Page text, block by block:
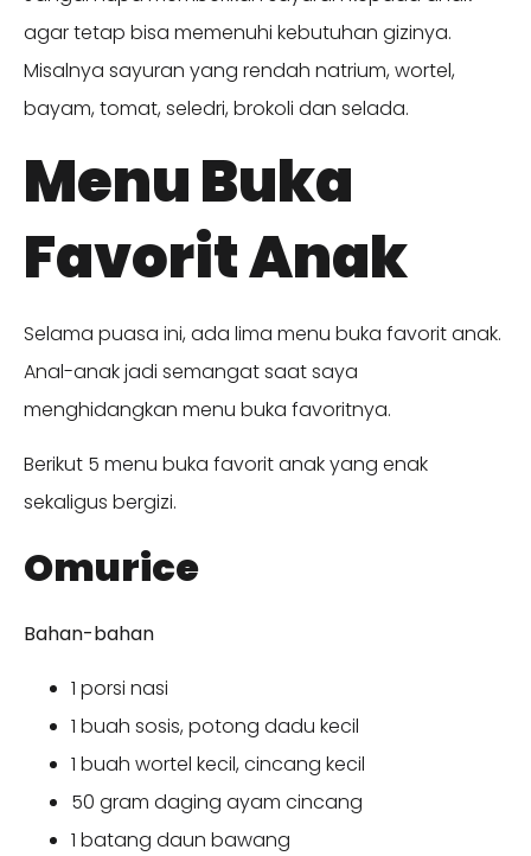
agar tetap bisa memenuhi kebutuhan gizinya.
Misalnya sayuran yang rendah natrium, wortel,
bayam, tomat, seledri, brokoli dan selada.
Menu Buka
Favorit Anak
Selama puasa ini, ada lima menu buka favorit anak.
Anal-anak jadi semangat saat saya
menghidangkan menu buka favoritnya.
Berikut 5 menu buka favorit anak yang enak
sekaligus bergizi.
Omurice
Bahan-bahan
1 porsi nasi
1 buah sosis, potong dadu kecil
1 buah wortel kecil, cincang kecil
50 gram daging ayam cincang
1 batang daun bawang